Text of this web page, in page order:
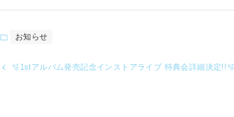
お知らせ
🫧1stアルバム発売記念インストアライブ 特典会詳細決定!!🫧